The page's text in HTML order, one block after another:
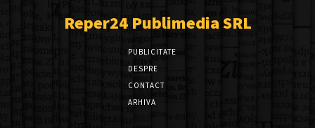
Reper24 Publimedia SRL
PUBLICITATE
DESPRE
CONTACT
ARHIVA